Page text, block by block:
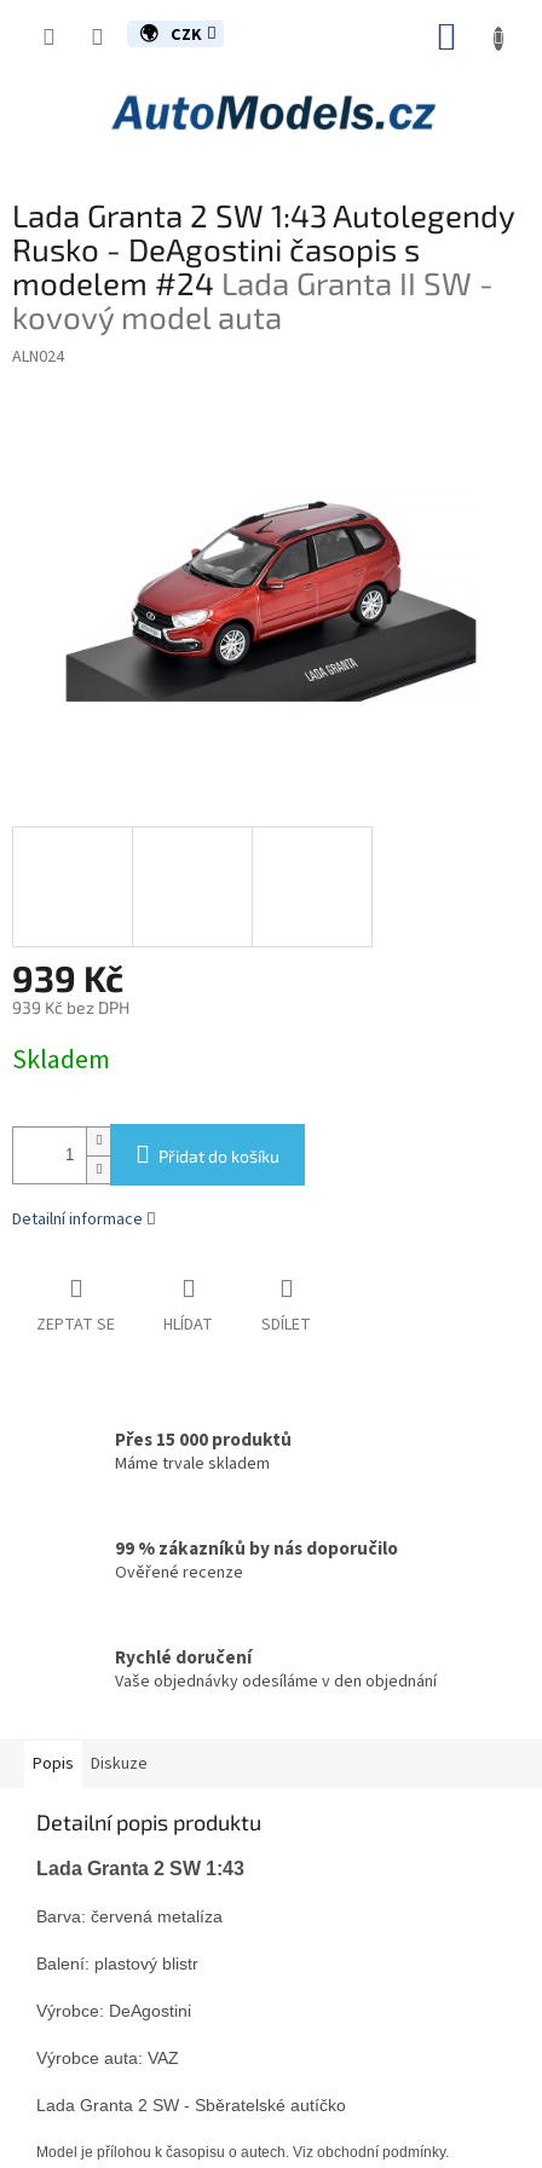
CZK
Lada Granta 2 SW 1:43 Autolegendy
Rusko - DeAgostini časopis s
modelem #24 Lada Granta II SW -
kovový model auta
ALN024
939 Kč
939 Kč bez DPH
cena:
Skladem
Přidat do košíku
Detailní informace
ZEPTAT SE HLÍDAT SDÍLET
Přes 15 000 produktů
Máme trvale skladem
99 % zákazníků by nás doporučilo
Ověřené recenze
Rychlé doručení
Vaše objednávky odesíláme v den objednání
Popis Diskuze
Detailní popis produktu
Lada Granta 2 SW 1:43
Barva: červená metalíza
Balení: plastový blistr
Výrobce: DeAgostini
Výrobce auta: VAZ
Lada Granta 2 SW - Sběratelské autíčko
Model je přílohou k časopisu o autech. Viz obchodní podmínky.